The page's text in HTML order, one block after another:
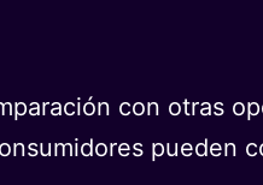
con otras
pueden